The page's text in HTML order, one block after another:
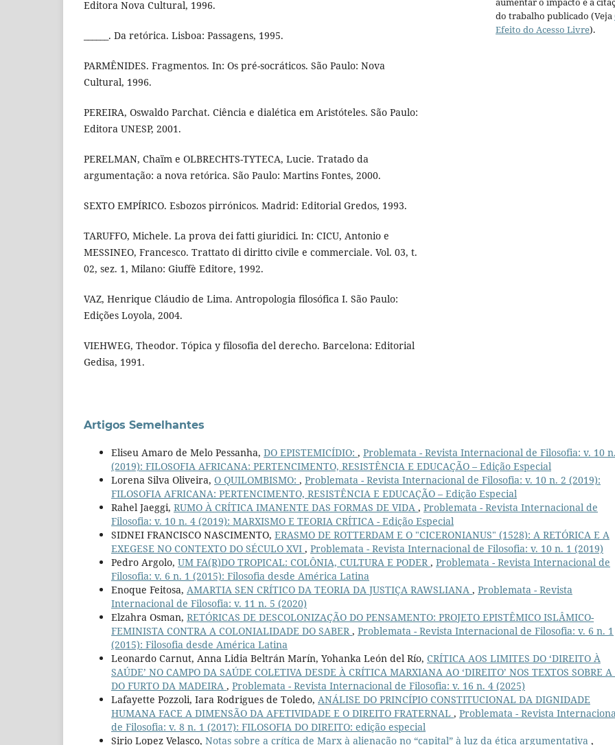
Editora Nova Cultural, 1996.
______. Da retórica. Lisboa: Passagens, 1995.
PARMÊNIDES. Fragmentos. In: Os pré-socráticos. São Paulo: Nova
Cultural, 1996.
PEREIRA, Oswaldo Parchat. Ciência e dialética em Aristóteles. São Paulo:
Editora UNESP, 2001.
PERELMAN, Chaïm e OLBRECHTS-TYTECA, Lucie. Tratado da
argumentação: a nova retórica. São Paulo: Martins Fontes, 2000.
SEXTO EMPÍRICO. Esbozos pirrónicos. Madrid: Editorial Gredos, 1993.
TARUFFO, Michele. La prova dei fatti giuridici. In: CICU, Antonio e
MESSINEO, Francesco. Trattato di diritto civile e commerciale. Vol. 03, t.
02, sez. 1, Milano: Giuffè Editore, 1992.
VAZ, Henrique Cláudio de Lima. Antropologia filosófica I. São Paulo:
Edições Loyola, 2004.
VIEHWEG, Theodor. Tópica y filosofia del derecho. Barcelona: Editorial
Gedisa, 1991.
do trabalho publicado (Veja
Efeito do Acesso Livre).
Artigos Semelhantes
Eliseu Amaro de Melo Pessanha, DO EPISTEMICÍDIO: , Problemata - Revista Internacional de Filosofia: v. 10
(2019): FILOSOFIA AFRICANA: PERTENCIMENTO, RESISTÊNCIA E EDUCAÇÃO – Edição Especial
Lorena Silva Oliveira, O QUILOMBISMO: , Problemata - Revista Internacional de Filosofia: v. 10 n. 2 (2019):
FILOSOFIA AFRICANA: PERTENCIMENTO, RESISTÊNCIA E EDUCAÇÃO – Edição Especial
Rahel Jaeggi, RUMO À CRÍTICA IMANENTE DAS FORMAS DE VIDA , Problemata - Revista Internacional de
Filosofia: v. 10 n. 4 (2019): MARXISMO E TEORIA CRÍTICA - Edição Especial
SIDNEI FRANCISCO NASCIMENTO, ERASMO DE ROTTERDAM E O "CICERONIANUS" (1528): A RETÓRICA E A
EXEGESE NO CONTEXTO DO SÉCULO XVI , Problemata - Revista Internacional de Filosofia: v. 10 n. 1 (2019)
Pedro Argolo, UM FA(R)DO TROPICAL: COLÔNIA, CULTURA E PODER, Problemata - Revista Internacional de
Filosofia: v. 6 n. 1 (2015): Filosofia desde América Latina
Enoque Feitosa, AMARTIA SEN CRÍTICO DA TEORIA DA JUSTIÇA RAWSLIANA , Problemata - Revista
Internacional de Filosofia: v. 11 n. 5 (2020)
Elzahra Osman, RETÓRICAS DE DESCOLONIZAÇÃO DO PENSAMENTO: PROJETO EPISTÊMICO ISLÂMICO-
FEMINISTA CONTRA A COLONIALIDADE DO SABER, Problemata - Revista Internacional de Filosofia: v. 6 n. 1
(2015): Filosofia desde América Latina
Leonardo Carnut, Anna Lidia Beltrán Marín, Yohanka León del Río, CRÍTICA AOS LIMITES DO ‘DIREITO À
SAÚDE’ NO CAMPO DA SAÚDE COLETIVA DESDE À CRÍTICA MARXIANA AO ‘DIREITO’ NOS TEXTOS SOBRE
DO FURTO DA MADEIRA , Problemata - Revista Internacional de Filosofia: v. 16 n. 4 (2025)
Lafayette Pozzoli, Iara Rodrigues de Toledo, ANÁLISE DO PRINCÍPIO CONSTITUCIONAL DA DIGNIDADE
HUMANA FACE A DIMENSÃO DA AFETIVIDADE E O DIREITO FRATERNAL , Problemata - Revista
de Filosofia: v. 8 n. 1 (2017): FILOSOFIA DO DIREITO: edição especial
Sirio Lopez Velasco, Notas sobre a crítica de Marx à alienação no “capital” à luz da ética argumentativa ,